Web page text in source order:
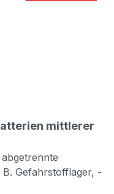
mittlerer
Gefahrstofflager, -